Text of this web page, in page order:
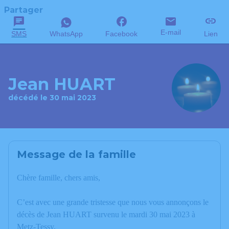
Partager
SMS WhatsApp Facebook E-mail Lien
Jean HUART
décédé le 30 mai 2023
Message de la famille
Chère famille, chers amis,
C’est avec une grande tristesse que nous vous annonçons le
décès de Jean HUART survenu le mardi 30 mai 2023 à
Metz-Tessy.